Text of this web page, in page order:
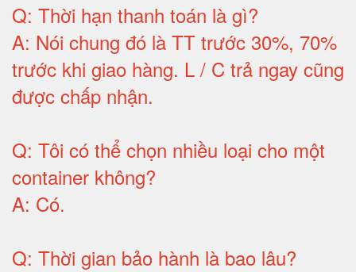
Q: Thời hạn thanh toán là gì?
A: Nói chung đó là TT trước 30%, 70%
trước khi giao hàng. L / C trả ngay cũng
được chấp nhận.
Q: Tôi có thể chọn nhiều loại cho một
container không?
A: Có.
Q: Thời gian bảo hành là bao lâu?